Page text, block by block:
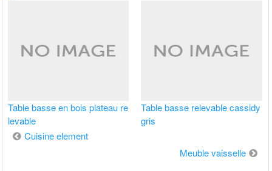
Table basse en bois plateau re
levable
Table basse relevable cassidy
gris
Navigation
Cuisine element
Meuble vaisselle